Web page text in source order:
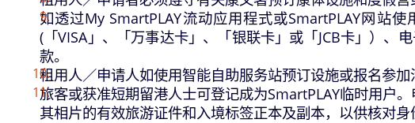
如透过My SmartPLAY流动应用程式或SmartPLAY网站
(「VISA」、「万事达卡」、「银联卡」或「JCB卡」）
款。
租用人／申请人如使用智能自助服务站预订设施或报名参
旅客或获准短期留港人士可登记成为SmartPLAY临时用户
其相片的有效旅游证件和入境标签正本及副本，以供核对